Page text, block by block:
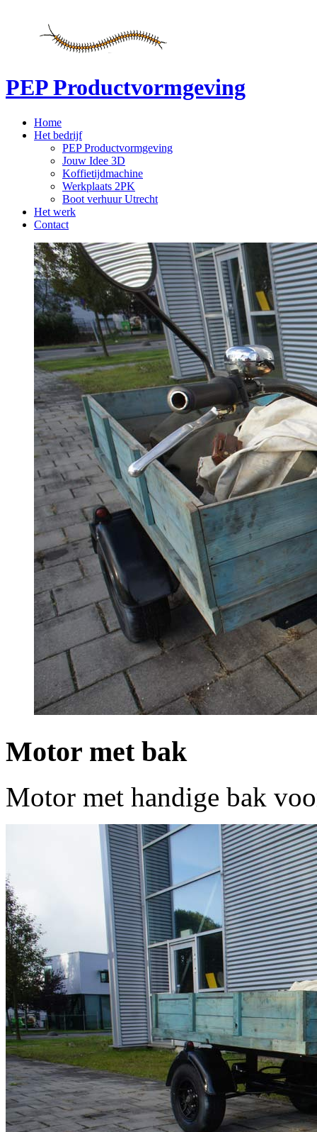
PEP Productvormgeving
Home
Het bedrijf
PEP Productvormgeving
Jouw Idee 3D
Koffietijdmachine
Werkplaats 2PK
Boot verhuur Utrecht
Het werk
Contact
Motor met bak
Motor met handige bak